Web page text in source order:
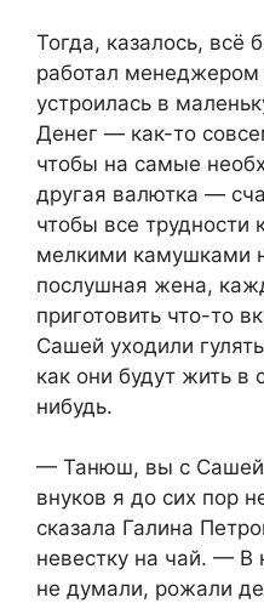
Тогда, казалось, всё
работал менеджером
устроилась в
Денег — как-то
чтобы на самые
другая валютка —
чтобы все трудности
мелкими камушками
послушная жена,
приготовить что-то
Сашей уходили
как они будут жить
нибудь.
— Танюш, вы с Сашей
внуков я до сих пор
сказала Галина
невестку на чай. — В
не думали, рожали